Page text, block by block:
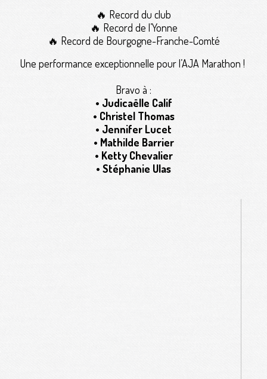
🔥 Record du club
🔥 Record de l’Yonne
🔥 Record de Bourgogne-Franche-Comté
Une performance exceptionnelle pour l’AJA Marathon !
Bravo à :
• Judicaëlle Calif
• Christel Thomas
• Jennifer Lucet
• Mathilde Barrier
• Ketty Chevalier
• Stéphanie Ulas